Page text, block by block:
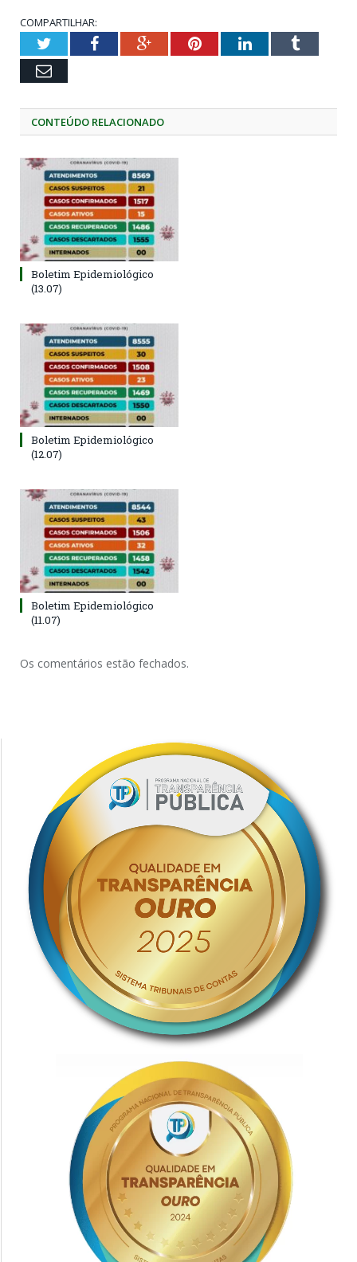
COMPARTILHAR:
TwitterFacebookGoogle+PinterestLinkedInTumblr
Email
CONTEÚDO RELACIONADO
Boletim Epidemiológico
(13.07)
Boletim Epidemiológico
(12.07)
Boletim Epidemiológico
(11.07)
Os comentários estão fechados.